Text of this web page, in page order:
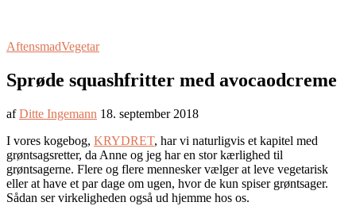
AftensmadVegetar
Sprøde squashfritter med avocaodcreme
afDitte Ingemann 18. september 2018
I vores kogebog, KRYDRET, har vi naturligvis et kapitel med
grøntsagsretter, da Anne og jeg har en stor kærlighed til
grøntsagerne. Flere og flere mennesker vælger at leve vegetarisk
eller at have et par dage om ugen, hvor de kun spiser grøntsager.
Sådan ser virkeligheden også ud hjemme hos os.